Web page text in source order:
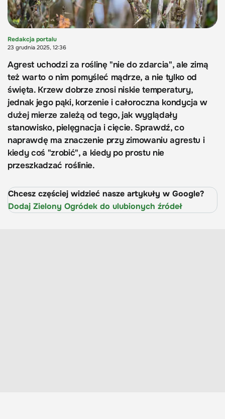
Redakcja portalu
23 grudnia 2025, 12:36
Agrest uchodzi za roślinę "nie do zdarcia", ale zimą
też warto o nim pomyśleć mądrze, a nie tylko od
święta. Krzew dobrze znosi niskie temperatury,
jednak jego pąki, korzenie i całoroczna kondycja w
dużej mierze zależą od tego, jak wyglądały
stanowisko, pielęgnacja i cięcie. Sprawdź, co
naprawdę ma znaczenie przy zimowaniu agrestu i
kiedy coś "zrobić", a kiedy po prostu nie
przeszkadzać roślinie.
Chcesz częściej widzieć nasze artykuły w Google?
Dodaj Zielony Ogródek do ulubionych źródeł